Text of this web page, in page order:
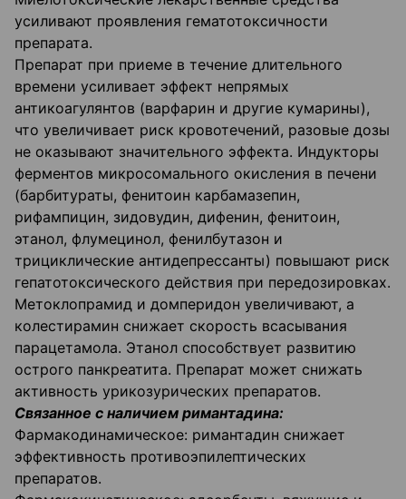
усиливают проявления гематотоксичности
препарата.
Препарат при приеме в течение длительного
времени усиливает эффект непрямых
антикоагулянтов (варфарин и другие кумарины),
что увеличивает риск кровотечений, разовые дозы
не оказывают значительного эффекта. Индукторы
ферментов микросомального окисления в печени
(барбитураты, фенитоин карбамазепин,
рифампицин, зидовудин, дифенин, фенитоин,
этанол, флумецинол, фенилбутазон и
трициклические антидепрессанты) повышают риск
гепатотоксического действия при передозировках.
Метоклопрамид и домперидон увеличивают, а
колестирамин снижает скорость всасывания
парацетамола. Этанол способствует развитию
острого панкреатита. Препарат может снижать
активность урикозурических препаратов.
Связанное с наличием римантадина:
Фармакодинамическое: римантадин снижает
эффективность противоэпилептических
препаратов.